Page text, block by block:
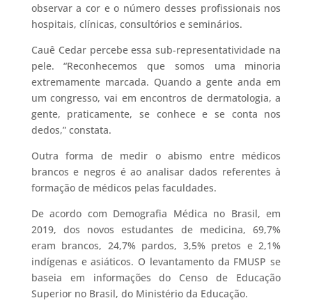
observar a cor e o número desses profissionais nos
hospitais, clínicas, consultórios e seminários.
Cauê Cedar percebe essa sub-representatividade na
pele. “Reconhecemos que somos uma minoria
extremamente marcada. Quando a gente anda em
um congresso, vai em encontros de dermatologia, a
gente, praticamente, se conhece e se conta nos
dedos,” constata.
Outra forma de medir o abismo entre médicos
brancos e negros é ao analisar dados referentes à
formação de médicos pelas faculdades.
De acordo com Demografia Médica no Brasil, em
2019, dos novos estudantes de medicina, 69,7%
eram brancos, 24,7% pardos, 3,5% pretos e 2,1%
indígenas e asiáticos. O levantamento da FMUSP se
baseia em informações do Censo de Educação
Superior no Brasil, do Ministério da Educação.